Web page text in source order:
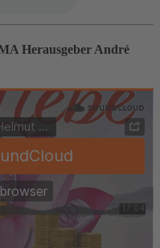
Herausgeber André